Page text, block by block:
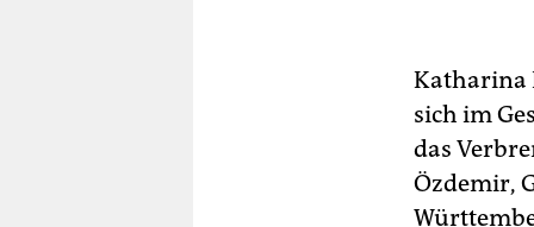
Katharina
sich im
das
Özdemir,